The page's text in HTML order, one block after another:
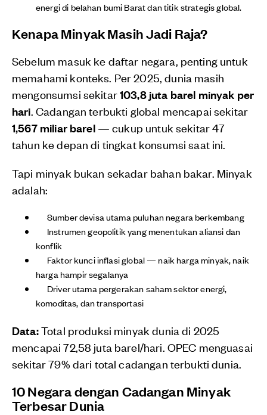
energi di belahan bumi Barat dan titik strategis global.
Kenapa Minyak Masih Jadi Raja?
Sebelum masuk ke daftar negara, penting untuk
memahami konteks. Per 2025, dunia masih
mengonsumsi sekitar103,8 juta barel minyak per
hari. Cadangan terbukti global mencapai sekitar
1,567 miliar barel— cukup untuk sekitar 47
tahun ke depan di tingkat konsumsi saat ini.
Tapi minyak bukan sekadar bahan bakar. Minyak
adalah:
Sumber devisa utama puluhan negara berkembang
Instrumen geopolitik yang menentukan aliansi dan
konflik
Faktor kunci inflasi global — naik harga minyak, naik
harga hampir segalanya
Driver utama pergerakan saham sektor energi,
komoditas, dan transportasi
Data:Total produksi minyak dunia di 2025
mencapai 72,58 juta barel/hari. OPEC menguasai
sekitar 79% dari total cadangan terbukti dunia.
10 Negara dengan Cadangan Minyak
Terbesar Dunia